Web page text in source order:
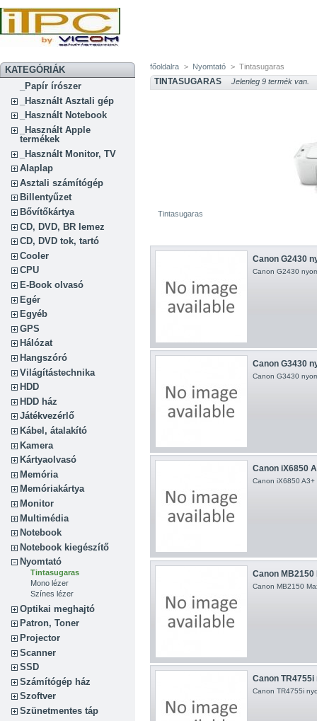
KATEGÓRIÁK
_Papír írószer
_Használt Asztali gép
_Használt Notebook
_Használt Apple
termékek
_Használt Monitor, TV
Alaplap
Asztali számítógép
Billentyűzet
Bővítőkártya
CD, DVD, BR lemez
CD, DVD tok, tartó
Cooler
CPU
E-Book olvasó
Egér
Egyéb
GPS
Hálózat
Hangszóró
Világítástechnika
HDD
HDD ház
Játékvezérlő
Kábel, átalakító
Kamera
Kártyaolvasó
Memória
Memóriakártya
Monitor
Multimédia
Notebook
Notebook kiegészítő
Nyomtató
Tintasugaras
Mono lézer
Színes lézer
Optikai meghajtó
Patron, Toner
Projector
Scanner
SSD
Számítógép ház
Szoftver
Szünetmentes táp
főoldalra > Nyomtató > Tintasugaras
TINTASUGARAS Jelenleg 9 termék van.
Tintasugaras
Canon G2430
Canon G2430
Canon G3430
Canon G3430
Canon iX6850
Canon iX6850 A3+
Canon
Canon MB2150
Canon
Canon TR4755i